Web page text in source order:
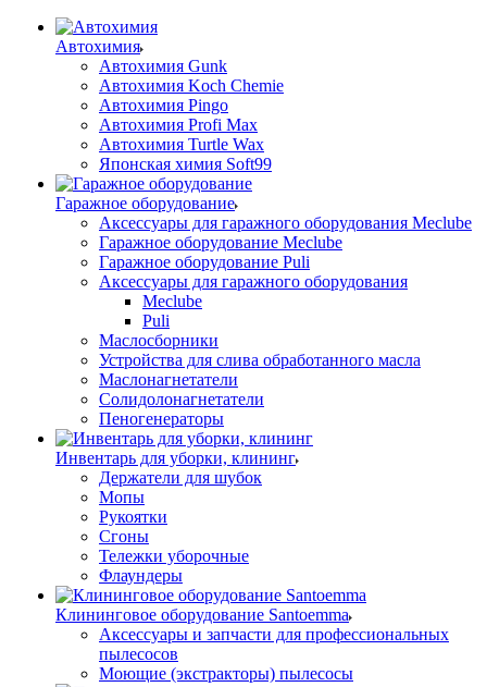
Автохимия
Автохимия Gunk
Автохимия Koch Chemie
Автохимия Pingo
Автохимия Profi Max
Автохимия Turtle Wax
Японская химия Soft99
Гаражное оборудование
Аксессуары для гаражного оборудования Meclube
Гаражное оборудование Meclube
Гаражное оборудование Puli
Аксессуары для гаражного оборудования
Meclube
Puli
Маслосборники
Устройства для слива обработанного масла
Маслонагнетатели
Солидолонагнетатели
Пеногенераторы
Инвентарь для уборки, клининг
Держатели для шубок
Мопы
Рукоятки
Сгоны
Тележки уборочные
Флаундеры
Клининговое оборудование Santoemma
Аксессуары и запчасти для профессиональных
пылесосов
Моющие (экстракторы) пылесосы